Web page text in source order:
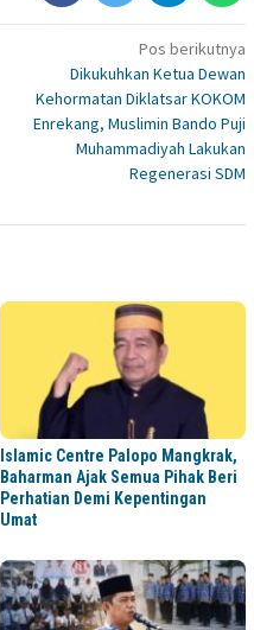
Pos berikutnya
Dikukuhkan Ketua Dewan
Kehormatan Diklatsar KOKOM
Enrekang, Muslimin Bando Puji
Muhammadiyah Lakukan
Regenerasi SDM
Islamic Centre Palopo Mangkrak,
Baharman Ajak Semua Pihak Beri
Perhatian Demi Kepentingan
Umat